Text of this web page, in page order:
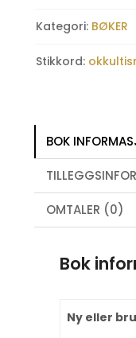
Kategori: BØKER
Stikkord:
BOK
OMTALER (0)
Bok
Ny eller